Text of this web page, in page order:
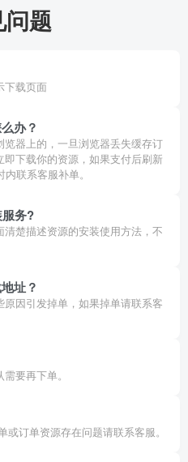
题
下载页面
办？
器上的，一旦浏览器丢失缓存订
下载你的资源，如果支付后刷新
联系客服补单。
务?
楚描述资源的安装使用方法，不
址？
因引发掉单，如果掉单请联系客
要再下单。
订单资源存在问题请联系客服。